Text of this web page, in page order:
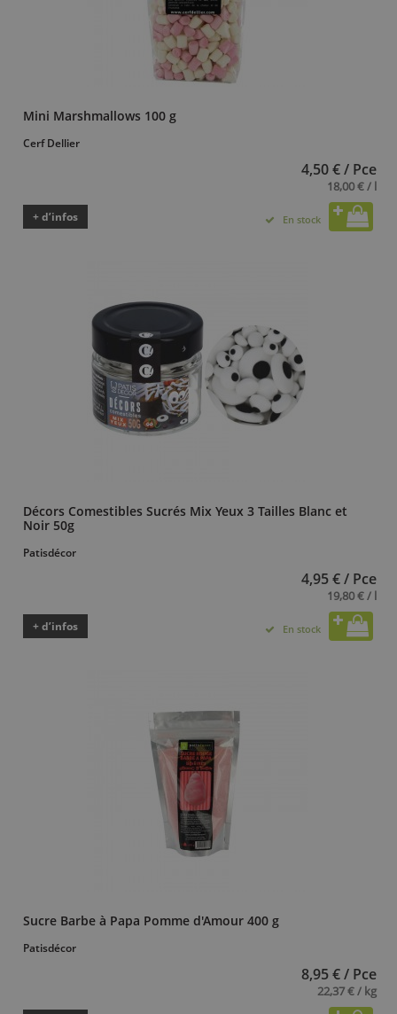
Mini Marshmallows 100 g
Cerf Dellier
4,50 € / Pce
18,00 € / l
+ d’infos En stock
Décors Comestibles Sucrés Mix Yeux 3 Tailles Blanc et
Noir 50g
Patisdécor
4,95 € / Pce
19,80 € / l
+ d’infos En stock
Sucre Barbe à Papa Pomme d'Amour 400 g
Patisdécor
8,95 € / Pce
22,37 € / kg